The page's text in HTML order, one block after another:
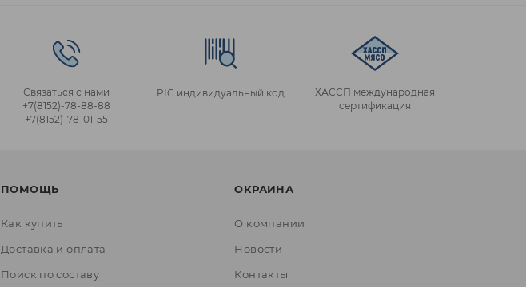
Связаться с нами
+7(8152)‑78‑88‑88
+7(8152)‑78‑01‑55
PIC индивидуальный код
ХАССП международная
сертификация
ПОМОЩЬ
Как купить
Доставка и оплата
Поиск по составу
ОКРАИНА
О компании
Новости
Контакты